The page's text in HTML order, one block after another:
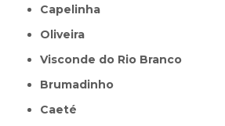
Capelinha
Oliveira
Visconde do Rio Branco
Brumadinho
Caeté